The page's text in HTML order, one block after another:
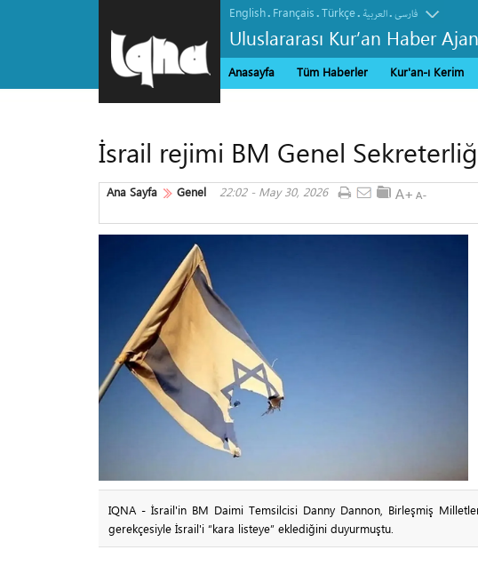
English. Français.Türkçe. العربیة.فارسی
Uluslararası Kur’an Haber
Anasayfa Tüm Haberler Kur'an-ı Kerim
İsrail rejimi BM Genel
Ana Sayfa Genel 22:02 - May 30, 2026
IQNA - İsrail'in BM Daimi Temsilcisi Danny Dannon, Birleşmiş
gerekçesiyle İsrail'i “kara listeye” eklediğini duyurmuştu.